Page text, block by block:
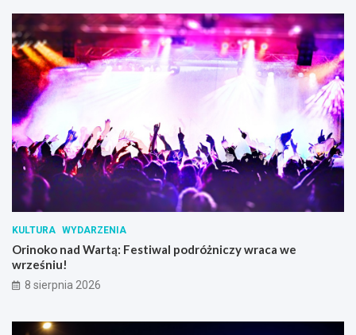
KULTURA WYDARZENIA
Orinoko nad Wartą: Festiwal podróżniczy wraca we
wrześniu!
8 sierpnia 2026